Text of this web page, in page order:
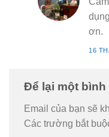
ơn.
16
Để lại một bình
Email của bạn sẽ
Các trường bắt